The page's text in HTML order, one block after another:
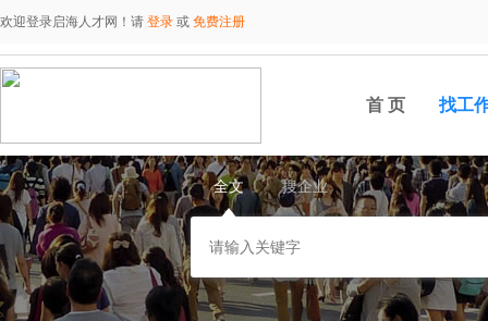
欢迎登录启海人才网！请 登录 或 免费注册
首 页 找工
全文 搜企业